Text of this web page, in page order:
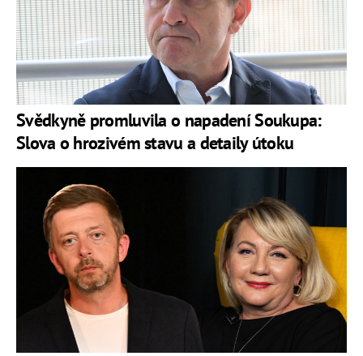
Svědkyně promluvila o napadení Soukupa:
Slova o hrozivém stavu a detaily útoku